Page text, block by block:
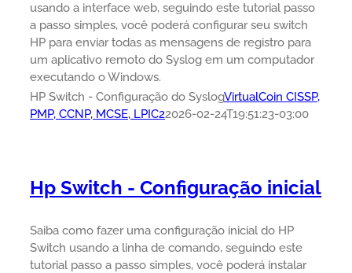
usando a interface web, seguindo este tutorial passo
a passo simples, você poderá configurar seu switch
HP para enviar todas as mensagens de registro para
um aplicativo remoto do Syslog em um computador
executando o Windows.
HP Switch - Configuração do SyslogVirtualCoin CISSP,
PMP, CCNP, MCSE, LPIC22026-02-24T19:51:23-03:00
Hp Switch - Configuração inicial
Saiba como fazer uma configuração inicial do HP
Switch usando a linha de comando, seguindo este
tutorial passo a passo simples, você poderá instalar